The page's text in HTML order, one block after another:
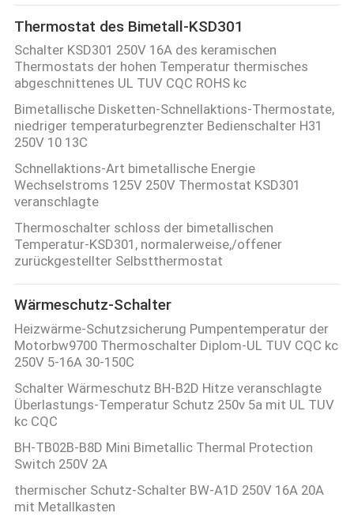
KONTAKT
NACHRICHTEN
ALLE
FÄLLE
SITEMAP
PRIVACY
POLICY
Thermostat des Bimetall-KSD301
Schalter KSD301 250V 16A des keramischen
Thermostats der hohen Temperatur thermisches
abgeschnittenes UL TUV CQC ROHS kc
Bimetallische Disketten-Schnellaktions-Thermostate,
niedriger temperaturbegrenzter Bedienschalter H31
250V 10 13C
Schnellaktions-Art bimetallische Energie
Wechselstroms 125V 250V Thermostat KSD301
veranschlagte
Thermoschalter schloss der bimetallischen
Temperatur-KSD301, normalerweise,/offener
zurückgestellter Selbstthermostat
Wärmeschutz-Schalter
Heizwärme-Schutzsicherung Pumpentemperatur der
Motorbw9700 Thermoschalter Diplom-UL TUV CQC kc
250V 5-16A 30-150C
Schalter Wärmeschutz BH-B2D Hitze veranschlagte
Überlastungs-Temperatur Schutz 250v 5a mit UL TUV
kc CQC
BH-TB02B-B8D Mini Bimetallic Thermal Protection
Switch 250V 2A
thermischer Schutz-Schalter BW-A1D 250V 16A 20A
mit Metallkasten